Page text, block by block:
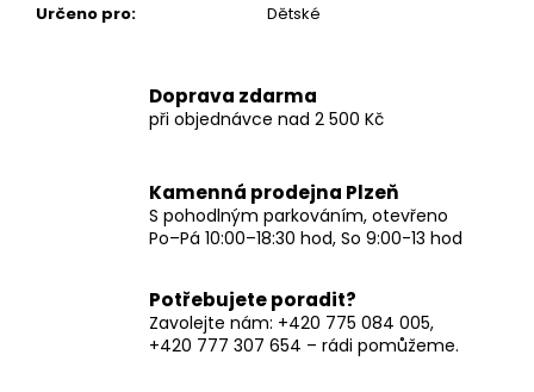
Určeno pro: Dětské
Doprava zdarma
při objednávce nad 2 500 Kč
Kamenná prodejna Plzeň
S pohodlným parkováním, otevřeno
Po–Pá 10:00–18:30 hod, So 9:00-13 hod
Potřebujete poradit?
Zavolejte nám: +420 775 084 005,
+420 777 307 654 – rádi pomůžeme.